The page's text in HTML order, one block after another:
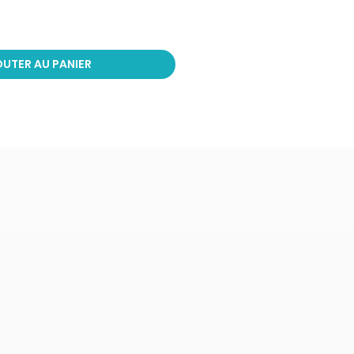
AU PANIER